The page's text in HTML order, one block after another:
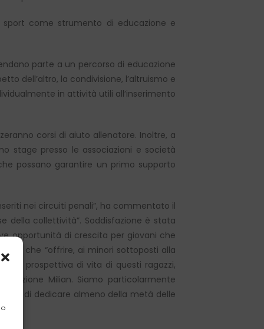
sport come strumento di educazione e
parte a un percorso di educazione
dell’altro, la condivisione, l’altruismo e
in attività utili all’inserimento
corsi di aiuto allenatore. Inoltre, a
stage presso le associazioni e società
possano garantire un primo supporto
nei circuiti penali”, ha commentato il
della collettività”. Soddisfazione è stata
opportunità di crescita per giovani che
che “offrire, ai minori sottoposti alla
la prospettiva di vita di questi ragazzi,
Milian. Siamo particolarmente
di dedicare almeno della metà delle